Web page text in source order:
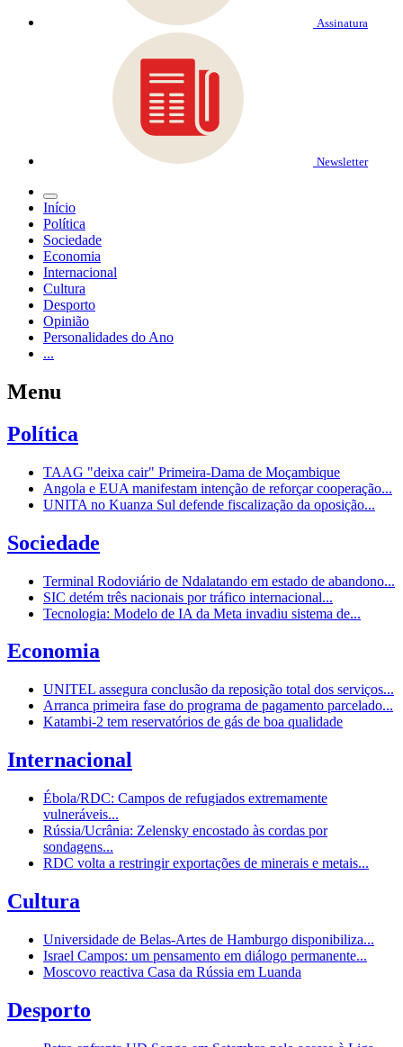
Assinatura
Newsletter
Início
Política
Sociedade
Economia
Internacional
Cultura
Desporto
Opinião
Personalidades do Ano
...
Menu
Política
TAAG "deixa cair" Primeira-Dama de Moçambique
Angola e EUA manifestam intenção de reforçar cooperação...
UNITA no Kuanza Sul defende fiscalização da oposição...
Sociedade
Terminal Rodoviário de Ndalatando em estado de abandono...
SIC detém três nacionais por tráfico internacional...
Tecnologia: Modelo de IA da Meta invadiu sistema de...
Economia
UNITEL assegura conclusão da reposição total dos serviços...
Arranca primeira fase do programa de pagamento parcelado...
Katambi-2 tem reservatórios de gás de boa qualidade
Internacional
Ébola/RDC: Campos de refugiados extremamente
vulneráveis...
Rússia/Ucrânia: Zelensky encostado às cordas por
sondagens...
RDC volta a restringir exportações de minerais e metais...
Cultura
Universidade de Belas-Artes de Hamburgo disponibiliza...
Israel Campos: um pensamento em diálogo permanente...
Moscovo reactiva Casa da Rússia em Luanda
Desporto